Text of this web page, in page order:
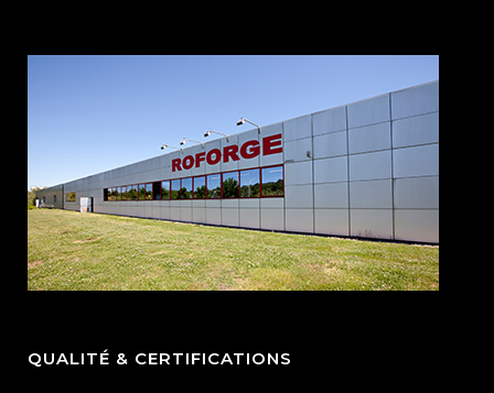
QUALITÉ & CERTIFICATIONS